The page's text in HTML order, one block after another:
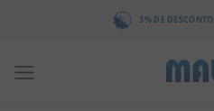
3% DE DESCONTO